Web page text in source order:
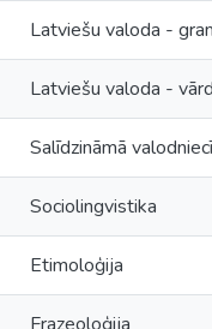
Latviešu valoda -
Latviešu valoda -
Salīdzināmā
Sociolingvistika
Etimoloģija